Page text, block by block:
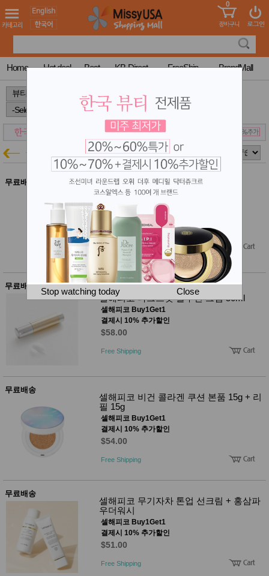
도 어린이
청소년
컬러링
북
한국학
습지
미국학
습지
국
고국배
송
꽃배송
건 홍삼전
드
메이크
바디케
어/향수
품
전 주방가
계절/생
활가전
건강가
보관용
기
주방소
즉석가
공식품
MissyShop
Login
0
Home Hot deal Best KB-Direct FreeShip BrandMall
Stop watching today Close
>
셀해피코 뷰티특가
무료배송
셀해피코 무기자차 톤업 선크림 50g
셀해피코 Buy1Get1
결제시 10% 추가할인
$27.00
Free Shipping
무료배송
셀해피코 다크스팟 솔루션 크림 50ml
셀해피코 Buy1Get1
결제시 10% 추가할인
$58.00
Free Shipping
무료배송
셀해피코 비건 콜라겐 쿠션 본품 15g + 리
필 15g
셀해피코 Buy1Get1
결제시 10% 추가할인
$54.00
Free Shipping
무료배송
셀해피코 무기자차 톤업 선크림 + 홍삼파
우더워시
셀해피코 Buy1Get1
결제시 10% 추가할인
$51.00
Free Shipping